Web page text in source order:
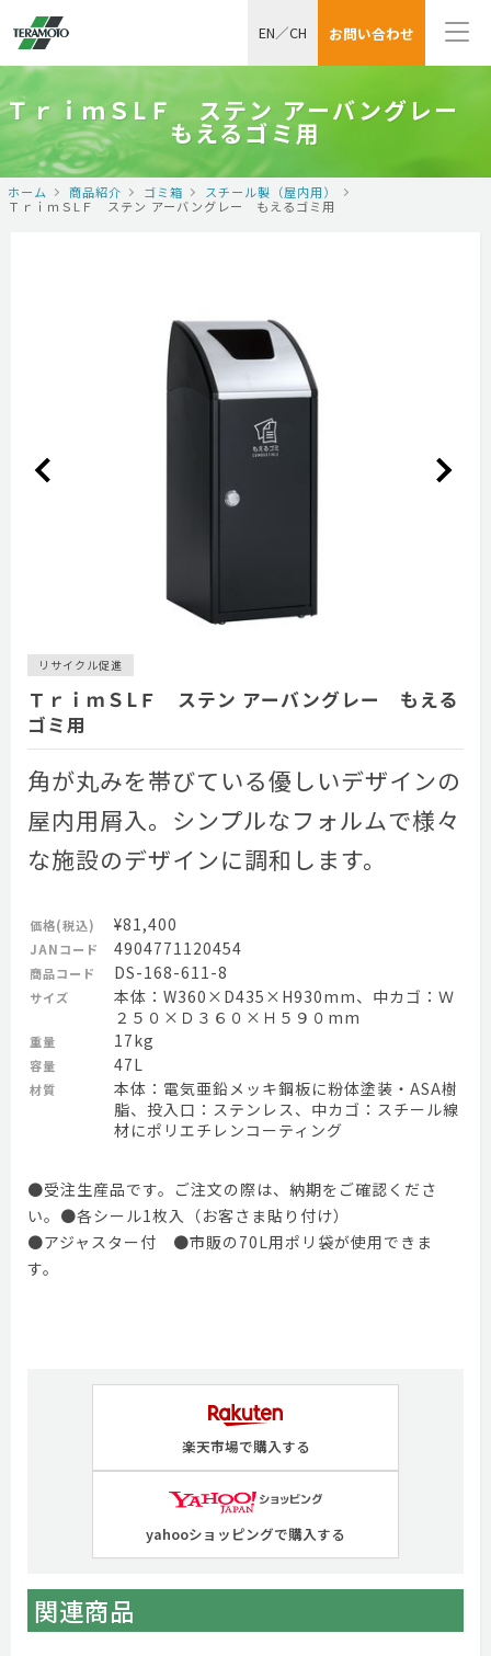
お問い合わせ
EN／CH
ＴｒｉｍＳLＦ ステン アーバングレー
もえるゴミ用
ホーム 商品紹介 ゴミ箱
スチール製（屋内用）
ＴｒｉｍＳLＦ ステン アーバングレー もえるゴミ用
リサイクル促進
ＴｒｉｍＳLＦ ステン アーバングレー もえる
ゴミ用
角が丸みを帯びている優しいデザインの
屋内用屑入。シンプルなフォルムで様々
な施設のデザインに調和します。
価格(税込) ¥81,400
JANコード 4904771120454
商品コード DS-168-611-8
サイズ
本体：W360×D435×H930mm、中カゴ：Ｗ
２５０×Ｄ３６０×Ｈ５９０mm
重量 17kg
容量 47L
材質
本体：電気亜鉛メッキ鋼板に粉体塗装・ASA樹
脂、投入口：ステンレス、中カゴ：スチール線
材にポリエチレンコーティング
●受注生産品です。ご注文の際は、納期をご確認くださ
い。●各シール1枚入（お客さま貼り付け）
●アジャスター付 ●市販の70L用ポリ袋が使用できま
す。
楽天市場で購入する
yahooショッピングで購入する
関連商品